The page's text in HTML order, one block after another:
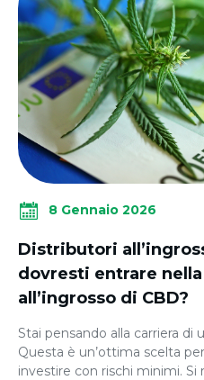
8 Gennaio 2026
Distributori
dovresti entrare
all’ingrosso di CBD?
Stai pensando alla carriera di
Questa è un’ottima scelta
investire con rischi minimi.